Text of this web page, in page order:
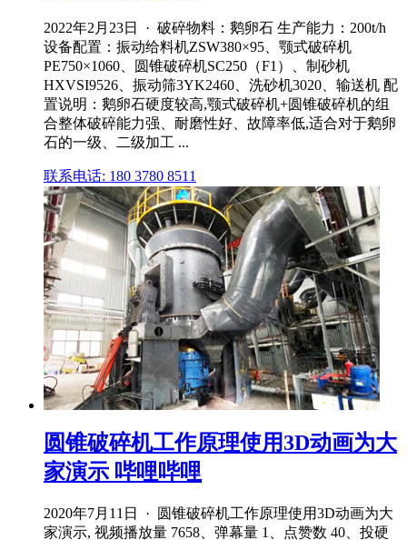
2022年2月23日 · 破碎物料：鹅卵石 生产能力：200t/h
设备配置：振动给料机ZSW380×95、颚式破碎机
PE750×1060、圆锥破碎机SC250（F1）、制砂机
HXVSI9526、振动筛3YK2460、洗砂机3020、输送机 配
置说明：鹅卵石硬度较高,颚式破碎机+圆锥破碎机的组
合整体破碎能力强、耐磨性好、故障率低,适合对于鹅卵
石的一级、二级加工 ...
联系电话: 180 3780 8511
圆锥破碎机工作原理使用3D动画为大
家演示 哔哩哔哩
2020年7月11日 · 圆锥破碎机工作原理使用3D动画为大
家演示, 视频播放量 7658、弹幕量 1、点赞数 40、投硬